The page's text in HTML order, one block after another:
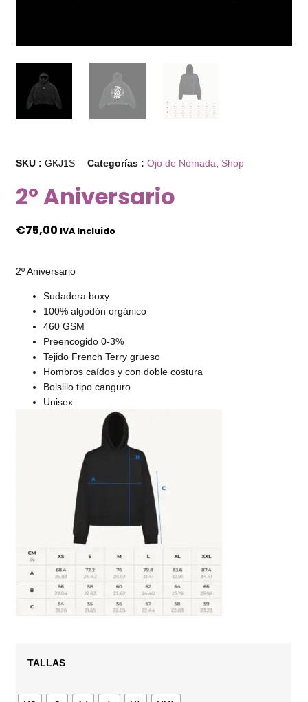
SKU :GKJ1S Categorías :Ojo de Nómada, Shop
2º Aniversario
€75,00 IVA Incluido
2º Aniversario
Sudadera boxy
100% algodón orgánico
460 GSM
Preencogido 0-3%
Tejido French Terry grueso
Hombros caídos y con doble costura
Bolsillo tipo canguro
Unisex
TALLAS